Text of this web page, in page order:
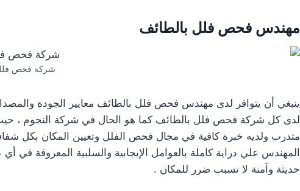
مهندس فحص فلل بالطائف
شركة فحص
ينبغي أن يتوافر لدى مهندس فحص فلل بالطائف معايير الجودة
لدى كل شركة فحص فلل بالطائف كما هو الحال في شركة النجوم ،
متدرب ولديه خبرة كافية في مجال فحص الفلل وتعيين المكان بكل
المهندس علي دراية كاملة بالعوامل الإيجابية والسلبية المعروفة في
حديثة وآمنة لا تسبب ضرر للمكان .